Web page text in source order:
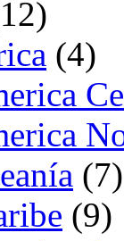
(4)
(7)
(9)